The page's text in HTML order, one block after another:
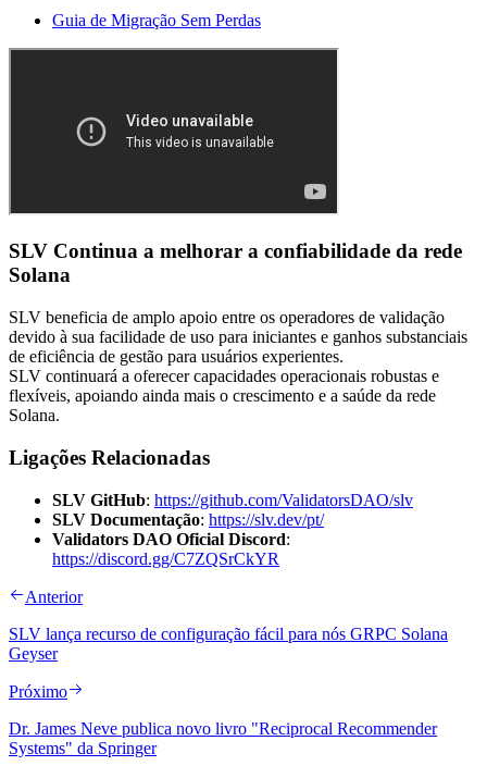
Guia de Migração Sem Perdas
SLV Continua a melhorar a confiabilidade da rede
Solana
SLV beneficia de amplo apoio entre os operadores de validação
devido à sua facilidade de uso para iniciantes e ganhos substanciais
de eficiência de gestão para usuários experientes.
SLV continuará a oferecer capacidades operacionais robustas e
flexíveis, apoiando ainda mais o crescimento e a saúde da rede
Solana.
Ligações Relacionadas
SLV GitHub: https://github.com/ValidatorsDAO/slv
SLV Documentação: https://slv.dev/pt/
Validators DAO Oficial Discord:
https://discord.gg/C7ZQSrCkYR
Anterior
SLV lança recurso de configuração fácil para nós GRPC Solana
Geyser
Próximo
Dr. James Neve publica novo livro "Reciprocal Recommender
Systems" da Springer